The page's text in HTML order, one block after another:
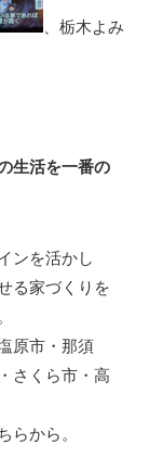
、栃木よみ
生活を一番の
ンを活かし
る家づくりを
原市・那須
さくら市・高
らから。